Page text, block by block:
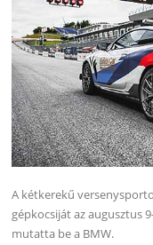
A kétkerekű
gépkocsiját az augusztus
mutatta be a BMW.